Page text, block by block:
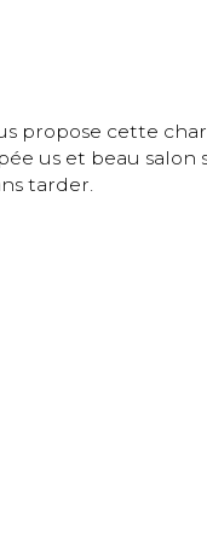
us et beau
tarder.